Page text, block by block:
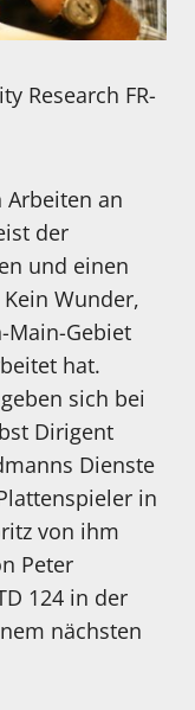
Research FR-
an
der
und einen
Wunder,
Main-Gebiet
hat.
sich bei
Dirigent
Dienste
in
von ihm
Peter
124 in der
nächsten